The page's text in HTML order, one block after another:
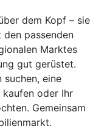
dem Kopf – sie
passenden
Marktes
gut gerüstet.
suchen, eine
oder Ihr
Gemeinsam